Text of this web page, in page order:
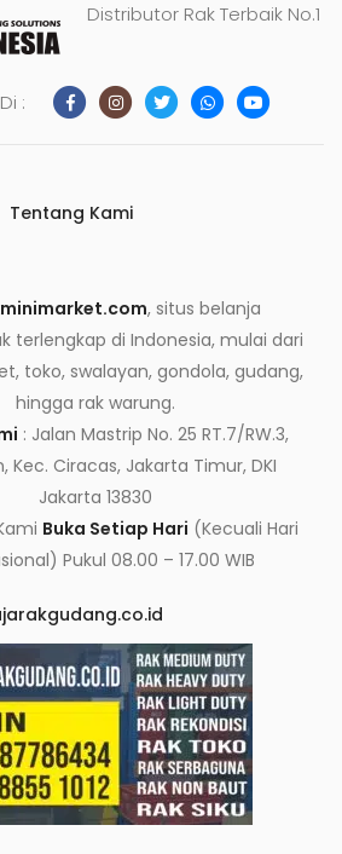
Distributor Rak Terbaik No.1
:
Tentang Kami
, situs belanja
terlengkap di Indonesia, mulai dari
toko, swalayan, gondola, gudang,
hingga rak warung.
: Jalan Mastrip No. 25 RT.7/RW.3,
Kec. Ciracas, Jakarta Timur, DKI
Jakarta 13830
Buka Setiap Hari (Kecuali Hari
Pukul 08.00 – 17.00 WIB